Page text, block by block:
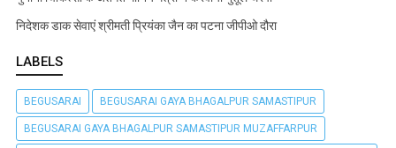
निदेशक डाक सेवाएं श्रीमती प्रियंका जैन का पटना जीपीओ दौरा
LABELS
BEGUSARAI BEGUSARAI GAYA BHAGALPUR SAMASTIPUR
BEGUSARAI GAYA BHAGALPUR SAMASTIPUR MUZAFFARPUR